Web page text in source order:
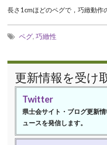
長さ1cmほどのペグで，巧緻動作
ペグ, 巧緻性
更新情報を受け
Twitter
県士会サイト・ブログ更新
ュースを発信します。